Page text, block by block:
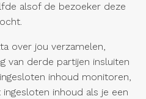
alsof de bezoeker deze
over jou verzamelen,
van derde partijen insluiten
inhoud monitoren,
inhoud als je een